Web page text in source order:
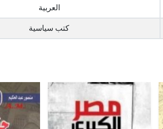
العربية
كتب سياسية